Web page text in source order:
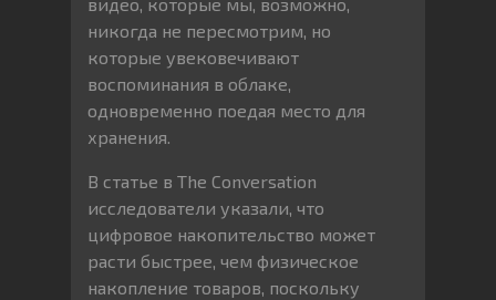
видео, которые мы, возможно,
никогда не пересмотрим, но
которые увековечивают
воспоминания в облаке,
одновременно поедая место для
хранения.
В статье в The Conversation
исследователи указали, что
цифровое накопительство может
расти быстрее, чем физическое
накопление товаров, поскольку